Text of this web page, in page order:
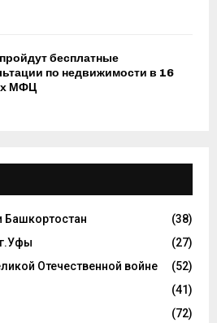
бесплатные
по недвижимости в 16
МФЦ
Башкортостан
(38)
(27)
Отечественной войне
(52)
(41)
(72)